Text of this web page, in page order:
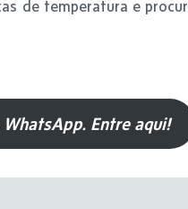
de temperatura e
Entre aqui!